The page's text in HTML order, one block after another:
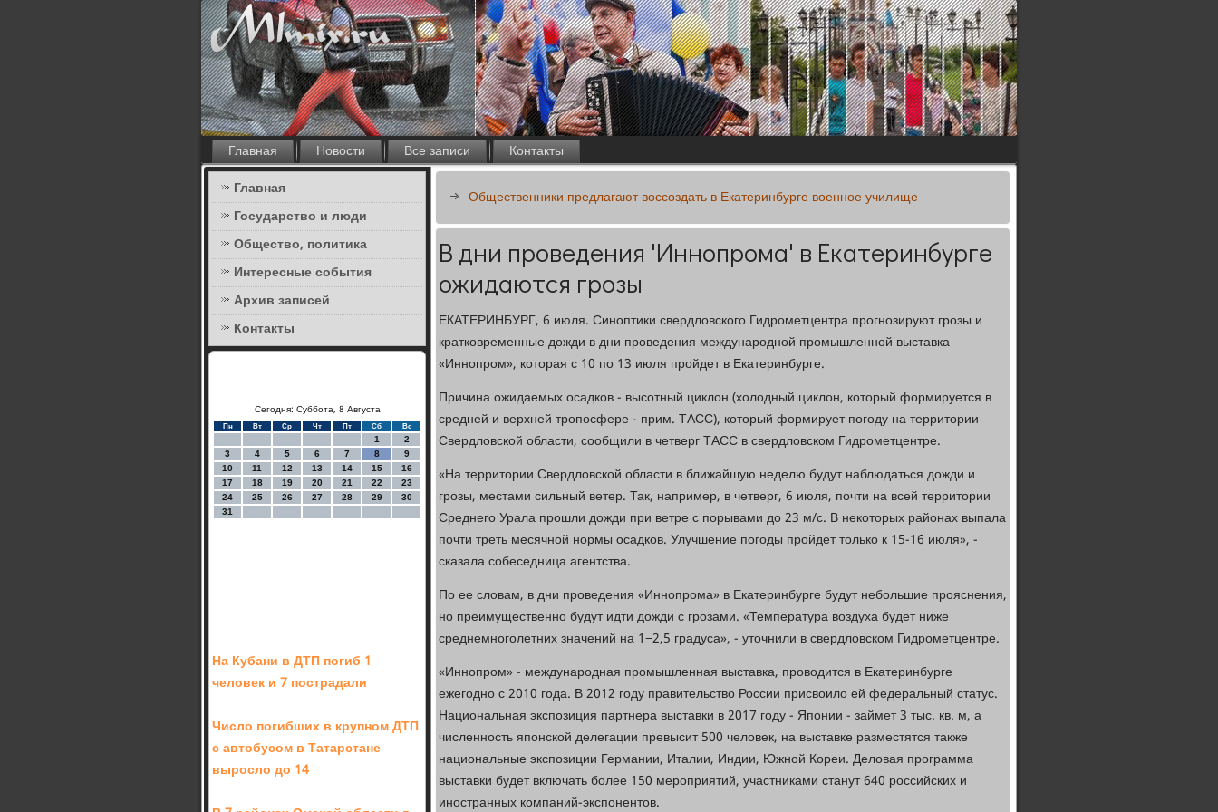
Главная Новости Все записи
Контакты
Главная
Государство и люди
Общество, политика
Интересные события
Архив записей
Контакты
Сегодня: Суббота, 8 Августа
Пн Вт Ср Чт Пт Сб Вс
1
2
3
4 5 6 7 8
9
10
11 12 13 14 15
16
17
18 19 20 21 22
23
24
25 26 27 28 29
30
31
На Кубани в ДТП погиб 1
человек и 7 пострадали
Число погибших в крупном ДТП
с автобусом в Татарстане
выросло до 14
Общественники предлагают воссоздать в Екатеринбурге военное училище
В дни проведения 'Иннопрома' в Екатеринбурге
ожидаются грозы
ЕКАТЕРИНБУРГ, 6 июля. Синоптики свердловского Гидрометцентра прогнозируют грозы и
кратковременные дожди в дни проведения международной промышленной выставка
«Иннопром», которая с 10 по 13 июля пройдет в Екатеринбурге.
Причина ожидаемых осадков - высотный циклон (холодный циклон, который формируется в
средней и верхней тропосфере - прим. ТАСС), который формирует погоду на территории
Свердловской области, сообщили в четверг ТАСС в свердловском Гидрометцентре.
«На территории Свердловской области в ближайшую неделю будут наблюдаться дожди и
грозы, местами сильный ветер. Так, например, в четверг, 6 июля, почти на всей территории
Среднего Урала прошли дожди при ветре с порывами до 23 м/с. В некоторых районах выпала
почти треть месячной нормы осадков. Улучшение погоды пройдет только к 15-16 июля», -
сказала собеседница агентства.
По ее словам, в дни проведения «Иннопрома» в Екатеринбурге будут небольшие прояснения,
но преимущественно будут идти дожди с грозами. «Температура воздуха будет ниже
среднемноголетних значений на 1−2,5 градуса», - уточнили в свердловском Гидрометцентре.
«Иннопром» - международная промышленная выставка, проводится в Екатеринбурге
ежегодно с 2010 года. В 2012 году правительство России присвоило ей федеральный статус.
Национальная экспозиция партнера выставки в 2017 году - Японии - займет 3 тыс. кв. м, а
численность японской делегации превысит 500 человек, на выставке разместятся также
национальные экспозиции Германии, Италии, Индии, Южной Кореи. Деловая программа
выставки будет включать более 150 мероприятий, участниками станут 640 российских и
иностранных компаний-экспонентов.